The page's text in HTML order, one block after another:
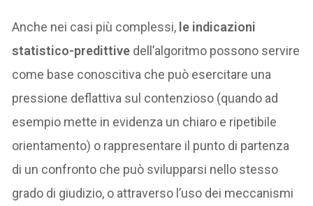
Anche nei casi più complessi, le indicazioni
statistico-predittive dell’algoritmo possono servire
come base conoscitiva che può esercitare una
pressione deflattiva sul contenzioso (quando ad
esempio mette in evidenza un chiaro e ripetibile
orientamento) o rappresentare il punto di partenza
di un confronto che può svilupparsi nello stesso
grado di giudizio, o attraverso l’uso dei meccanismi